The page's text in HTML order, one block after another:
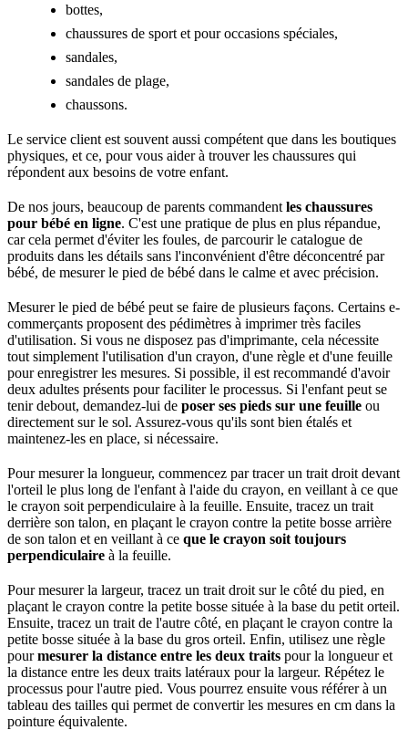
bottes,
chaussures de sport et pour occasions spéciales,
sandales,
sandales de plage,
chaussons.
Le service client est souvent aussi compétent que dans les boutiques
physiques, et ce, pour vous aider à trouver les chaussures qui
répondent aux besoins de votre enfant.
De nos jours, beaucoup de parents commandent les chaussures
pour bébé en ligne. C'est une pratique de plus en plus répandue,
car cela permet d'éviter les foules, de parcourir le catalogue de
produits dans les détails sans l'inconvénient d'être déconcentré par
bébé, de mesurer le pied de bébé dans le calme et avec précision.
Mesurer le pied de bébé peut se faire de plusieurs façons. Certains e-
commerçants proposent des pédimètres à imprimer très faciles
d'utilisation. Si vous ne disposez pas d'imprimante, cela nécessite
tout simplement l'utilisation d'un crayon, d'une règle et d'une feuille
pour enregistrer les mesures. Si possible, il est recommandé d'avoir
deux adultes présents pour faciliter le processus. Si l'enfant peut se
tenir debout, demandez-lui de poser ses pieds sur une feuille ou
directement sur le sol. Assurez-vous qu'ils sont bien étalés et
maintenez-les en place, si nécessaire.
Pour mesurer la longueur, commencez par tracer un trait droit devant
l'orteil le plus long de l'enfant à l'aide du crayon, en veillant à ce que
le crayon soit perpendiculaire à la feuille. Ensuite, tracez un trait
derrière son talon, en plaçant le crayon contre la petite bosse arrière
de son talon et en veillant à ce que le crayon soit toujours
perpendiculaire à la feuille.
Pour mesurer la largeur, tracez un trait droit sur le côté du pied, en
plaçant le crayon contre la petite bosse située à la base du petit orteil.
Ensuite, tracez un trait de l'autre côté, en plaçant le crayon contre la
petite bosse située à la base du gros orteil. Enfin, utilisez une règle
pourmesurer la distance entre les deux traits pour la longueur et
la distance entre les deux traits latéraux pour la largeur. Répétez le
processus pour l'autre pied. Vous pourrez ensuite vous référer à un
tableau des tailles qui permet de convertir les mesures en cm dans la
pointure équivalente.